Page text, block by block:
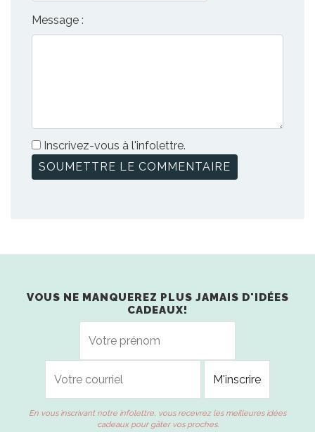
Message :
Inscrivez-vous à l'infolettre.
VOUS NE MANQUEREZ PLUS JAMAIS D'IDÉES
CADEAUX!
En vous inscrivant notre infolettre, vous recevrez les meilleures idées
cadeaux pour gâter vos proches.